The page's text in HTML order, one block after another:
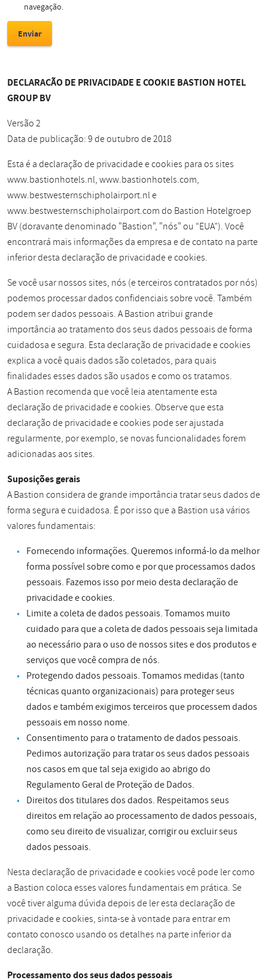
navegação.
DECLARAÇÃO DE PRIVACIDADE E COOKIE BASTION HOTEL
GROUP BV
Versão 2
Data de publicação: 9 de outubro de 2018
Esta é a declaração de privacidade e cookies para os sites
www.bastionhotels.nl, www.bastionhotels.com,
www.bestwesternschipholairport.nl e
www.bestwesternschipholairport.com do Bastion Hotelgroep
BV (doravante denominado "Bastion", "nós" ou “EUA”). Você
encontrará mais informações da empresa e de contato na parte
inferior desta declaração de privacidade e cookies.
Se você usar nossos sites, nós (e terceiros contratados por nós)
podemos processar dados confidenciais sobre você. Também
podem ser dados pessoais. A Bastion atribui grande
importância ao tratamento dos seus dados pessoais de forma
cuidadosa e segura. Esta declaração de privacidade e cookies
explica a você quais dados são coletados, para quais
finalidades esses dados são usados e como os tratamos.
A Bastion recomenda que você leia atentamente esta
declaração de privacidade e cookies. Observe que esta
declaração de privacidade e cookies pode ser ajustada
regularmente, por exemplo, se novas funcionalidades forem
adicionadas aos sites.
Suposições gerais
A Bastion considera de grande importância tratar seus dados de
forma segura e cuidadosa. É por isso que a Bastion usa vários
valores fundamentais:
Fornecendo informações. Queremos informá-lo da melhor
forma possível sobre como e por que processamos dados
pessoais. Fazemos isso por meio desta declaração de
privacidade e cookies.
Limite a coleta de dados pessoais. Tomamos muito
cuidado para que a coleta de dados pessoais seja limitada
ao necessário para o uso de nossos sites e dos produtos e
serviços que você compra de nós.
Protegendo dados pessoais. Tomamos medidas (tanto
técnicas quanto organizacionais) para proteger seus
dados e também exigimos terceiros que processem dados
pessoais em nosso nome.
Consentimento para o tratamento de dados pessoais.
Pedimos autorização para tratar os seus dados pessoais
nos casos em que tal seja exigido ao abrigo do
Regulamento Geral de Proteção de Dados.
Direitos dos titulares dos dados. Respeitamos seus
direitos em relação ao processamento de dados pessoais,
como seu direito de visualizar, corrigir ou excluir seus
dados pessoais.
Nesta declaração de privacidade e cookies você pode ler como
a Bastion coloca esses valores fundamentais em prática. Se
você tiver alguma dúvida depois de ler esta declaração de
privacidade e cookies, sinta-se à vontade para entrar em
contato conosco usando os detalhes na parte inferior da
declaração.
Processamento dos seus dados pessoais